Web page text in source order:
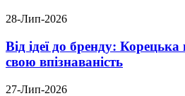
28-Лип-2026
Від ідеї до бренду:
свою впізнаваність
27-Лип-2026